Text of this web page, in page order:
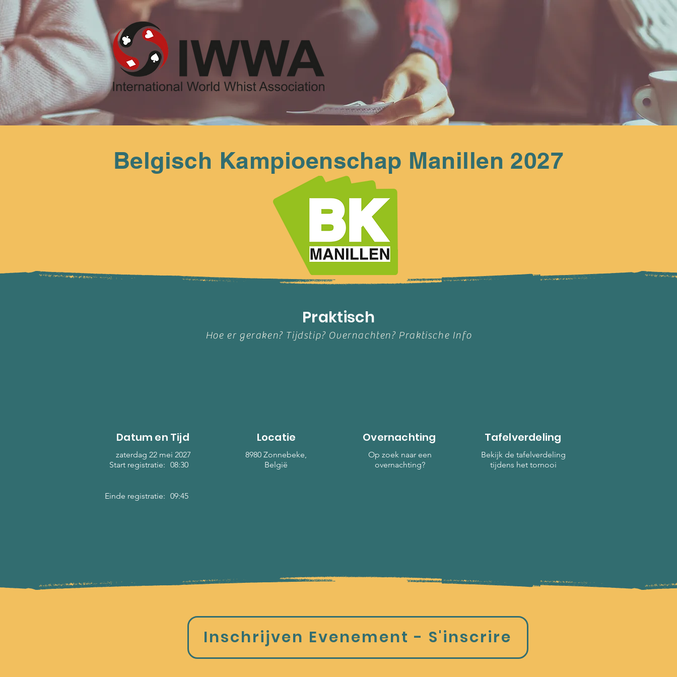
Belgisch Kampioenschap Manillen 2027
Praktisch
Hoe er geraken? Tijdstip? Overnachten? Praktische Info
Datum en Tijd
zaterdag 22 mei 2027
Start registratie: 08:30
Einde registratie: 09:45
Locatie
8980 Zonnebeke,
België
Overnachting
Op zoek naar een
overnachting?
Tafelverdeling
Bekijk de tafelverdeling
tijdens het tornooi
Inschrijven Evenement - S'inscrire